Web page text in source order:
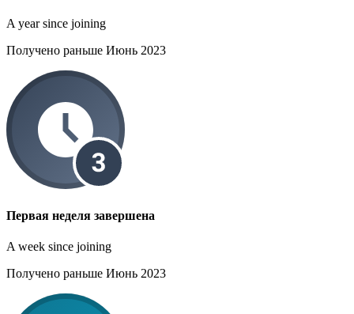
A year since joining
Получено раньше Июнь 2023
Первая неделя завершена
A week since joining
Получено раньше Июнь 2023